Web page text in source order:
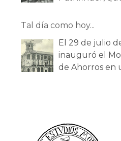
Tal día como hoy...
El 29 de julio
inauguró el
de Ahorros en